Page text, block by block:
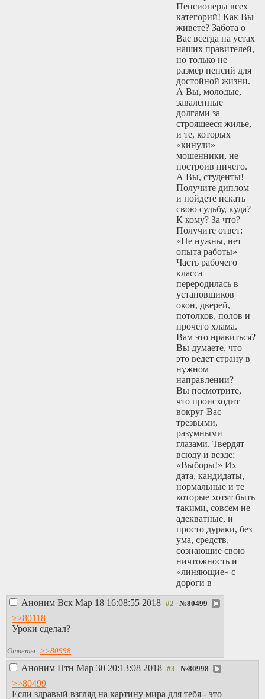
Пенсионеры всех
категорий! Как Вы
живете? Забота о
Вас всегда на устах
наших правителей,
но только не
размер пенсий для
достойной жизни.
А Вы, молодые,
заваленные
долгами за
строящееся жилье,
и те, которых
«кинули»
мошенники, не
построив ничего.
А Вы, студенты!
Получите диплом
и пойдете искать
свою судьбу, куда?
К кому? За что?
Получите ответ:
«Не нужны, нет
опыта работы»
Часть рабочего
класса
переродилась в
установщиков
окон, дверей,
потолков, полов и
прочего хлама.
Вам это нравиться?
Вы думаете, что
это ведет страну в
нужном
направлении?
Вы посмотрите,
что происходит
вокруг Вас
трезвыми,
разумными
глазами. Твердят
всюду и везде:
«Выборы!» Их
дата, кандидаты,
нормальные и те
которые хотят быть
такими, совсем не
адекватные, и
просто дураки, без
ума, средств,
сознающие свою
ничтожность и
«линяющие» с
дороги в
спасительные
кусты.
Толпа рукоплещет,
ликует. Говорит,
спокойствие и так
Аноним Вск Мар 18 16:08:55 2018 №80499
>>80118
Уроки сделал?
Ответы: >>80998
Аноним Птн Мар 30 20:13:08 2018 №80998
>>80499
Если здравый взгляд на картину мира для тебя - это